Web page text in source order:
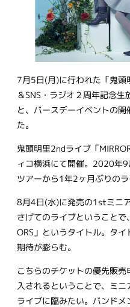
7月5日(月)に行われた「鬼
＆SNS・ラジオ２周年記念
と、バースデーイベントの
た。
鬼頭明里2ndライブ「
ィコ横浜にて開催。2020年
ツアーから1年2ヶ月ぶりのラ
8月4日(水)に発売の1stミニ
さげてのライブということ
ORS」というタイトル。タイ
期待が膨らむ。
こちらのチケットの優先販
入されるということで、ミ
ライブに臨みたい。バンド